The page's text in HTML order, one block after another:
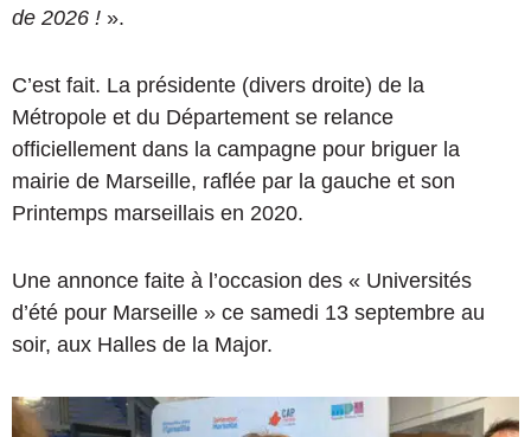
de 2026 ! ».
C’est fait. La présidente (divers droite) de la
Métropole et du Département se relance
officiellement dans la campagne pour briguer la
mairie de Marseille, raflée par la gauche et son
Printemps marseillais en 2020.
Une annonce faite à l’occasion des « Universités
d’été pour Marseille » ce samedi 13 septembre au
soir, aux Halles de la Major.